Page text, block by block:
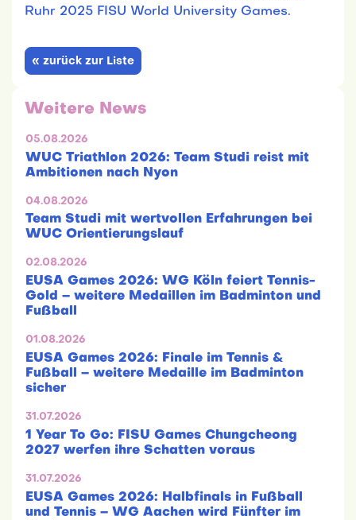
Ruhr 2025 FISU World University Games.
« zurück zur Liste
Weitere News
05.08.2026
WUC Triathlon 2026: Team Studi reist mit
Ambitionen nach Nyon
04.08.2026
Team Studi mit wertvollen Erfahrungen bei
WUC Orientierungslauf
02.08.2026
EUSA Games 2026: WG Köln feiert Tennis-
Gold – weitere Medaillen im Badminton und
Fußball
01.08.2026
EUSA Games 2026: Finale im Tennis &
Fußball – weitere Medaille im Badminton
sicher
31.07.2026
1 Year To Go: FISU Games Chungcheong
2027 werfen ihre Schatten voraus
31.07.2026
EUSA Games 2026: Halbfinals in Fußball
und Tennis – WG Aachen wird Fünfter im